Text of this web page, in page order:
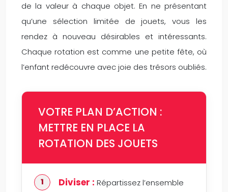
de la valeur à chaque objet. En ne présentant
qu’une sélection limitée de jouets, vous les
rendez à nouveau désirables et intéressants.
Chaque rotation est comme une petite fête, où
l’enfant redécouvre avec joie des trésors oubliés.
VOTRE PLAN D’ACTION :
METTRE EN PLACE LA
ROTATION DES JOUETS
Diviser : Répartissez l’ensemble